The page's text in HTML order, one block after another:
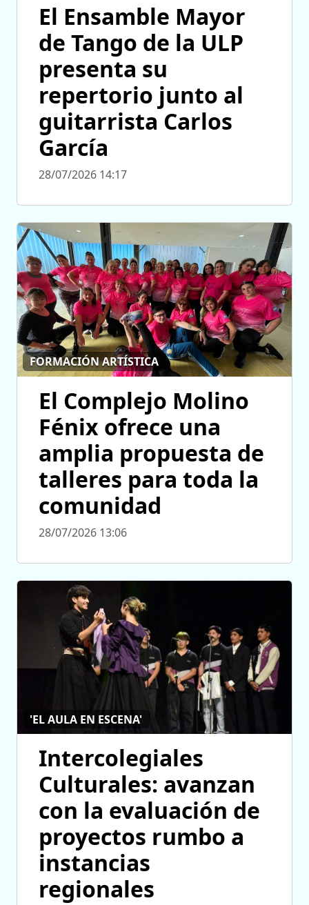
El Ensamble Mayor
de Tango de la ULP
presenta su
repertorio junto al
guitarrista Carlos
García
28/07/2026 14:17
FORMACIÓN ARTÍSTICA
El Complejo Molino
Fénix ofrece una
amplia propuesta de
talleres para toda la
comunidad
28/07/2026 13:06
'EL AULA EN ESCENA'
Intercolegiales
Culturales: avanzan
con la evaluación de
proyectos rumbo a
instancias
regionales